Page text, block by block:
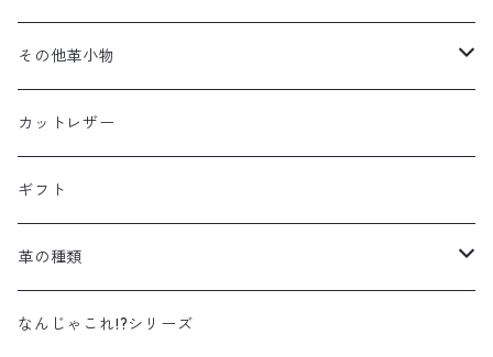
その他革小物
ファスナーの引き手
くるみボタン
ストラップ
キーホルダー
カットレザー
ギフト
革の種類
ドラムダイ
なんじゃこれ!?シリーズ